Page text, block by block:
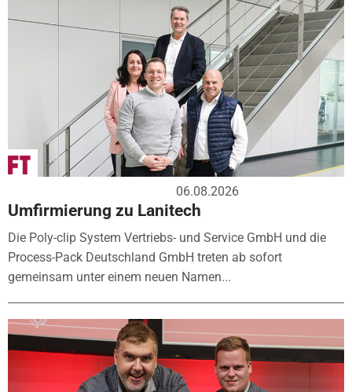
06.08.2026
Umfirmierung zu Lanitech
Die Poly-clip System Vertriebs- und Service GmbH und die
Process-Pack Deutschland GmbH treten ab sofort
gemeinsam unter einem neuen Namen...